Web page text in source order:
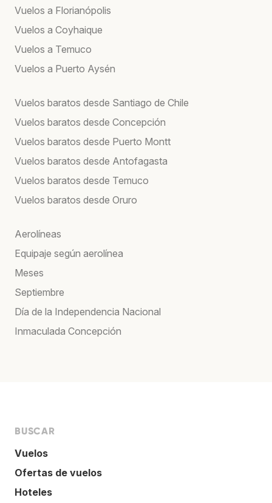
Vuelos a Florianópolis
Vuelos a Coyhaique
Vuelos a Temuco
Vuelos a Puerto Aysén
Vuelos baratos desde Santiago de Chile
Vuelos baratos desde Concepción
Vuelos baratos desde Puerto Montt
Vuelos baratos desde Antofagasta
Vuelos baratos desde Temuco
Vuelos baratos desde Oruro
Aerolíneas
Equipaje según aerolínea
Meses
Septiembre
Día de la Independencia Nacional
Inmaculada Concepción
BUSCAR
Vuelos
Ofertas de vuelos
Hoteles